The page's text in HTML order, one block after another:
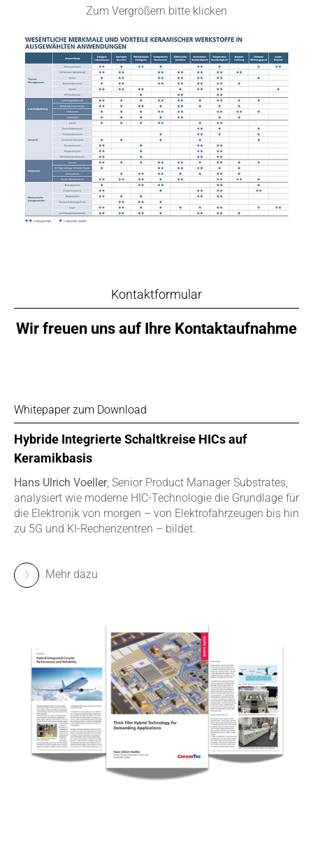
Zum Vergrößern bitte klicken
Kontaktformular
Wir freuen uns auf Ihre Kontaktaufnahme
Whitepaper zum Download
Hybride Integrierte Schaltkreise HICs auf
Keramikbasis
Hans Ulrich Voeller, Senior Product Manager Substrates,
analysiert wie moderne HIC-Technologie die Grundlage für
die Elektronik von morgen – von Elektrofahrzeugen bis hin
zu 5G und KI-Rechenzentren – bildet.
Mehr dazu